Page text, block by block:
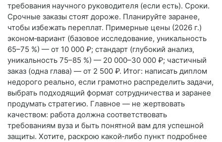
требования научного руководителя (если есть). Сроки.
Срочные заказы стоят дороже. Планируйте заранее,
чтобы избежать переплат. Примерные цены (2026 г.)
эконом‑вариант (базовое исследование, уникальность
65–75 %) — от 10 000 ₽; стандарт (глубокий анализ,
уникальность 75–85 %) — 20 000–30 000 ₽; частичный
заказ (одна глава) — от 2 500 ₽. Итог: написать диплом
недорого реально, если грамотно распределить задачи,
выбрать подходящий формат сотрудничества и заранее
продумать стратегию. Главное — не жертвовать
качеством: работа должна соответствовать
требованиям вуза и быть понятной вам для успешной
защиты. Хотите, раскрою какой‑либо пункт подробнее